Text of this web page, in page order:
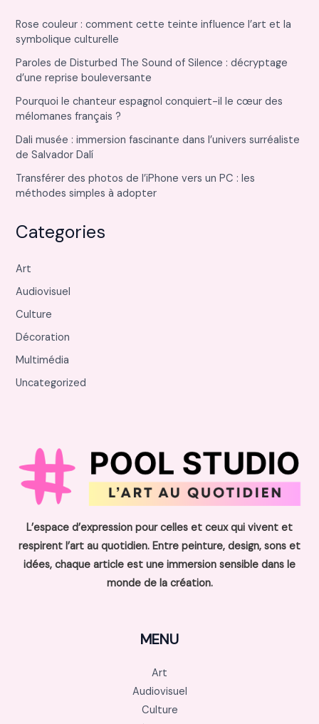
Rose couleur : comment cette teinte influence l’art et la
symbolique culturelle
Paroles de Disturbed The Sound of Silence : décryptage
d’une reprise bouleversante
Pourquoi le chanteur espagnol conquiert-il le cœur des
mélomanes français ?
Dali musée : immersion fascinante dans l’univers surréaliste
de Salvador Dalí
Transférer des photos de l’iPhone vers un PC : les
méthodes simples à adopter
Categories
Art
Audiovisuel
Culture
Décoration
Multimédia
Uncategorized
L’espace d’expression pour celles et ceux qui vivent et
respirent l’art au quotidien. Entre peinture, design, sons et
idées, chaque article est une immersion sensible dans le
monde de la création.
MENU
Art
Audiovisuel
Culture